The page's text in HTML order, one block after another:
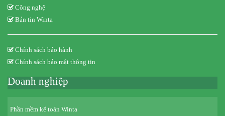
Công nghệ
Bản tin Winta
Chính sách bảo hành
Chính sách bảo mật thông tin
Doanh nghiệp
Phần mềm kế toán Winta